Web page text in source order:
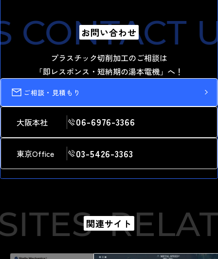
お問い合わせ
プラスチック切削加工のご相談は
「即レスポンス・短納期の湯本電機」へ！
ご相談・見積もり
大阪本社 06-6976-3366
東京Office 03-5426-3363
関連サイト